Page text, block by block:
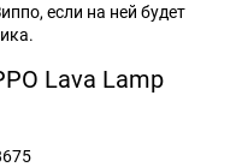
если на ней будет
Lava Lamp